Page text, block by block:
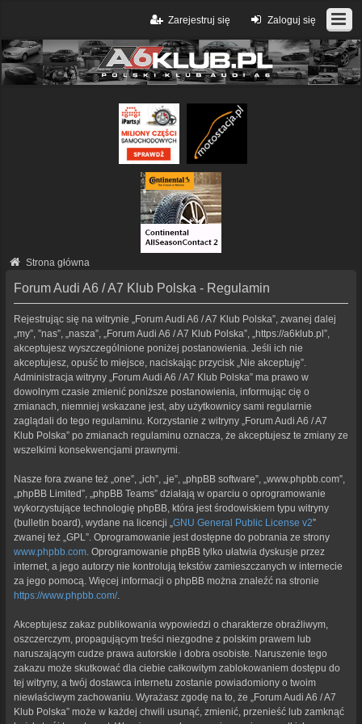
Zaloguj się
Zarejestruj się
Strona główna
Forum Audi A6 / A7 Klub Polska - Regulamin
Rejestrując się na witrynie „Forum Audi A6 / A7 Klub Polska”, zwanej dalej
„my”, ”nas”, „nasza”, „Forum Audi A6 / A7 Klub Polska”, „https://a6klub.pl”,
akceptujesz wyszczególnione poniżej postanowienia. Jeśli ich nie
akceptujesz, opuść to miejsce, naciskając przycisk „Nie akceptuję”.
Administracja witryny „Forum Audi A6 / A7 Klub Polska” ma prawo w
dowolnym czasie zmienić poniższe postanowienia, informując cię o
zmianach, niemniej wskazane jest, aby użytkownicy sami regularnie
zaglądali do tego regulaminu. Korzystanie z witryny „Forum Audi A6 / A7
Klub Polska” po zmianach regulaminu oznacza, że akceptujesz te zmiany ze
wszelkimi konsekwencjami prawnymi.
Nasze fora zwane też „one”, „ich”, „je”, „phpBB software”, „www.phpbb.com”,
„phpBB Limited”, „phpBB Teams” działają w oparciu o oprogramowanie
wykorzystujące technologię phpBB, która jest środowiskiem typu witryny
(bulletin board), wydane na licencji „GNU General Public License v2”
zwanej też „GPL”. Oprogramowanie jest dostępne do pobrania ze strony
www.phpbb.com. Oprogramowanie phpBB tylko ułatwia dyskusje przez
internet, a jego autorzy nie kontrolują tekstów zamieszczanych w internecie
za jego pomocą. Więcej informacji o phpBB można znaleźć na stronie
https://www.phpbb.com/.
Akceptujesz zakaz publikowania wypowiedzi o charakterze obraźliwym,
oszczerczym, propagującym treści niezgodne z polskim prawem lub
naruszającym cudze prawa autorskie i dobra osobiste. Naruszenie tego
zakazu może skutkować dla ciebie całkowitym zablokowaniem dostępu do
tej witryny, a twój dostawca internetu zostanie powiadomiony o twoim
niewłaściwym zachowaniu. Wyrażasz zgodę na to, że „Forum Audi A6 / A7
Klub Polska” może w każdej chwili usunąć, zmienić, przenieść lub zamknąć